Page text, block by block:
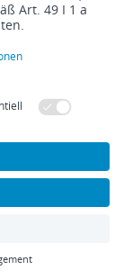
Für Ihren
Siehier
können Sie